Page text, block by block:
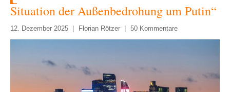
Situation der Außenbedrohung um Putin“
12. Dezember 2025 Florian Rötzer 50 Kommentare